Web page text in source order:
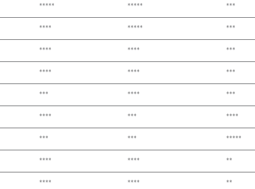
***** ***** ***
**** ***** ***
**** **** ***
**** **** ***
*** **** ***
**** *** ****
*** *** *****
**** **** **
**** **** **